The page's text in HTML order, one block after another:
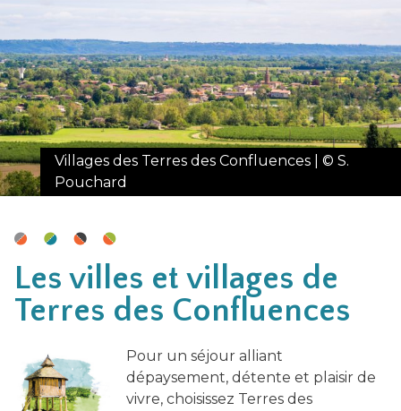
Villages des Terres des Confluences | © S.
Pouchard
Les villes et villages de
Terres des Confluences
Pour un séjour alliant
dépaysement, détente et plaisir de
vivre, choisissez Terres des